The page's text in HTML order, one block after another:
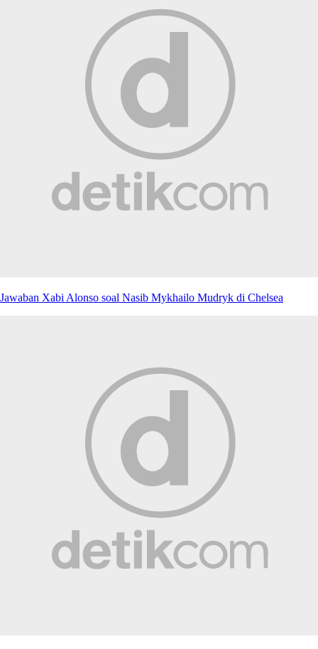
Jawaban Xabi Alonso soal Nasib Mykhailo Mudryk di Chelsea